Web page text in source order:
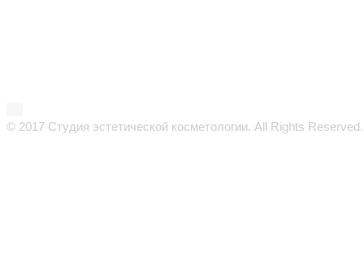
© 2017 Студия эстетической косметологии. All Rights Reserved.